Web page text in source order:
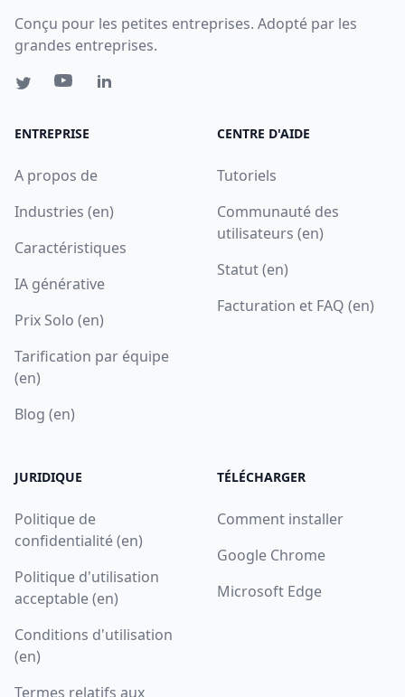
Conçu pour les petites entreprises. Adopté par les
grandes entreprises.
ENTREPRISE
A propos de
Industries (en)
Caractéristiques
IA générative
Prix Solo (en)
Tarification par équipe
(en)
Blog (en)
CENTRE D'AIDE
Tutoriels
Communauté des
utilisateurs (en)
Statut (en)
Facturation et FAQ (en)
JURIDIQUE
Politique de
confidentialité (en)
Politique d'utilisation
acceptable (en)
Conditions d'utilisation
(en)
Termes relatifs aux
TÉLÉCHARGER
Comment installer
Google Chrome
Microsoft Edge